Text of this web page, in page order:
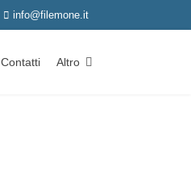
info@filemone.it
Contatti Altro